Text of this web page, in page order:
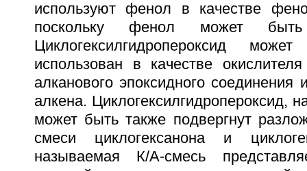
используют фенол в качестве
поскольку фенол может
Циклогексилгидропероксид
использован в качестве
алканового эпоксидного соединения
алкена. Циклогексилгидропероксид,
может быть также подвергнут
смеси циклогексанона и
называемая К/А-смесь